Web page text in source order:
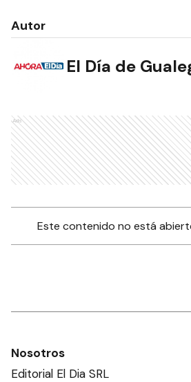
Autor
El Día de
Ads
Este contenido no está
Nosotros
Editorial El Dia SRL